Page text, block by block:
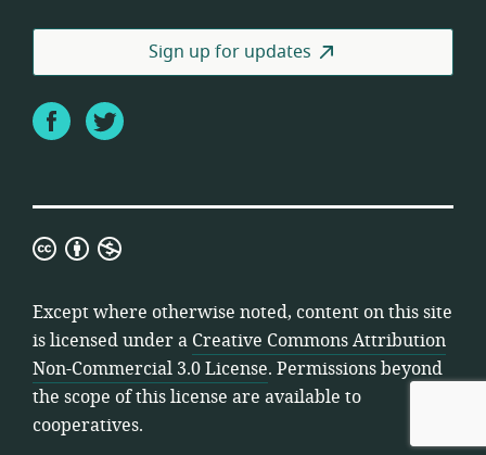
Sign up for updates
FacebookTwitter
Creative
Attribution
Non-
Commercial
3.0
License
Except where otherwise noted, content on this site
is licensed under a Creative Commons Attribution
Non-Commercial 3.0 License. Permissions beyond
the scope of this license are available to
cooperatives.